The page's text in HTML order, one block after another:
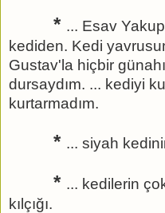
* ... Esav
kediden. Kedi
Gustav'la hiçbir
dursaydım. ... kediyi
kurtarmadım.
* ... siyah
* ... kedilerin
kılçığı.